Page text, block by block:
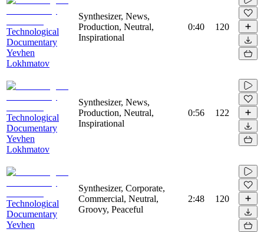
Technological
Documentary
Yevhen
Lokhmatov
Synthesizer, News,
Production, Neutral,
Inspirational
0:40 120
Technological
Documentary
Yevhen
Lokhmatov
Synthesizer, News,
Production, Neutral,
Inspirational
0:56 122
Technological
Documentary
Yevhen
Synthesizer, Corporate,
Commercial, Neutral,
Groovy, Peaceful
2:48 120